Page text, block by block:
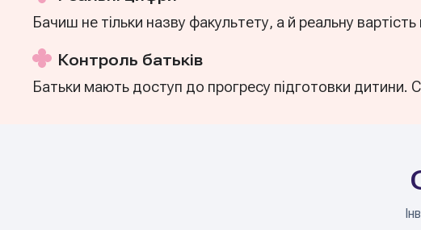
Бачиш не тільки назву факультету, а й реальну
Контроль батьків
Батьки мають доступ до прогресу підготовки дитини.